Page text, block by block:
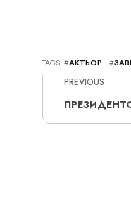
TAGS: #АКТЬОР #
PREVIOUS